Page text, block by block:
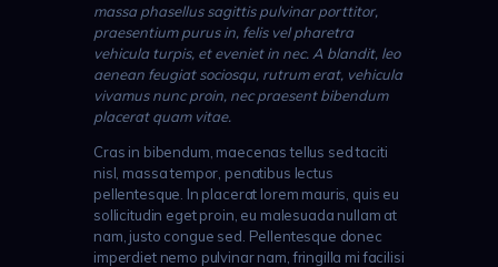
massa phasellus sagittis pulvinar porttitor,
praesentium purus in, felis vel pharetra
vehicula turpis, et eveniet in nec. A blandit, leo
aenean feugiat sociosqu, rutrum erat, vehicula
vivamus nunc proin, nec praesent bibendum
placerat quam vitae.
Cras in bibendum, maecenas tellus sed taciti
nisl, massa tempor, penatibus lectus
pellentesque. In placerat lorem mauris, quis eu
sollicitudin eget proin, eu malesuada nullam at
nam, justo congue sed. Pellentesque donec
imperdiet nemo pulvinar nam, fringilla mi facilisi